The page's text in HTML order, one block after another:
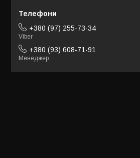
+380 (97) 255-73-34
Viber
+380 (93) 608-71-91
Менеджер